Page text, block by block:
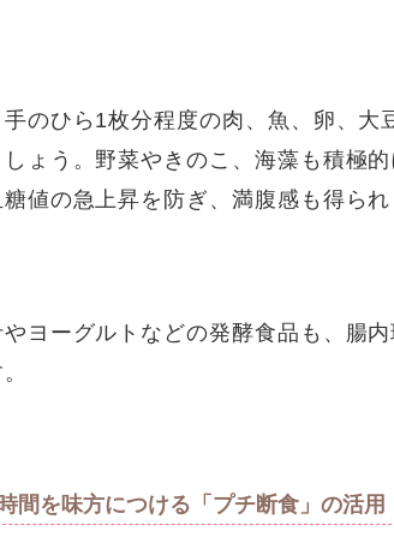
のひら1枚分程度の肉、魚、卵、大
ょう。野菜やきのこ、海藻も積極
糖値の急上昇を防ぎ、満腹感も得られ
ヨーグルトなどの発酵食品も、腸
間を味方につける「プチ断食」の活用